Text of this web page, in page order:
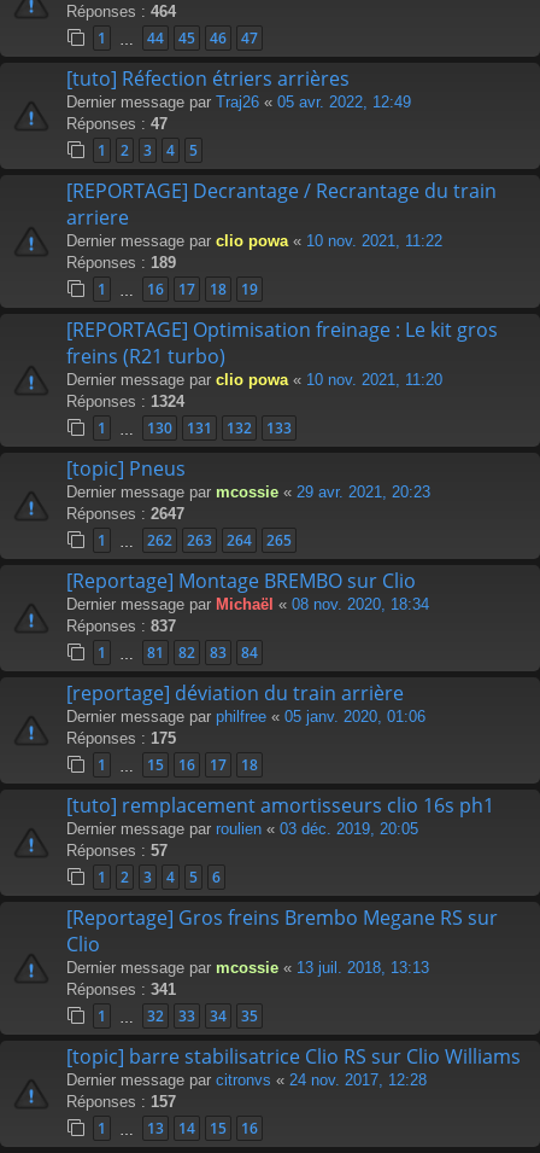
Réponses : 464
1 44 45 46 47
[tuto] Réfection étriers arrières
Dernier message par Traj26 « 05 avr. 2022, 12:49
Réponses : 47
1 2 3 4 5
[REPORTAGE] Decrantage / Recrantage du train
arriere
Dernier message par clio powa « 10 nov. 2021, 11:22
Réponses : 189
1 16 17 18 19
[REPORTAGE] Optimisation freinage : Le kit gros
freins (R21 turbo)
Dernier message par clio powa « 10 nov. 2021, 11:20
Réponses : 1324
1 130 131 132 133
[topic] Pneus
Dernier message par mcossie « 29 avr. 2021, 20:23
Réponses : 2647
1 262 263 264 265
[Reportage] Montage BREMBO sur Clio
Dernier message par Michaël « 08 nov. 2020, 18:34
Réponses : 837
1 81 82 83 84
[reportage] déviation du train arrière
Dernier message par philfree « 05 janv. 2020, 01:06
Réponses : 175
1 15 16 17 18
[tuto] remplacement amortisseurs clio 16s ph1
Dernier message par roulien « 03 déc. 2019, 20:05
Réponses : 57
1 2 3 4 5 6
[Reportage] Gros freins Brembo Megane RS sur
Clio
Dernier message par mcossie « 13 juil. 2018, 13:13
Réponses : 341
1 32 33 34 35
[topic] barre stabilisatrice Clio RS sur Clio Williams
Dernier message par citronvs « 24 nov. 2017, 12:28
Réponses : 157
1 13 14 15 16